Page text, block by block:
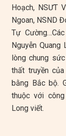
Hoạch, NSƯT
Ngoan, NSND
Tự
Nguyễn
lòng chung
thất truyền
bằng Bắc bộ.
thuộc với công
Long viết.